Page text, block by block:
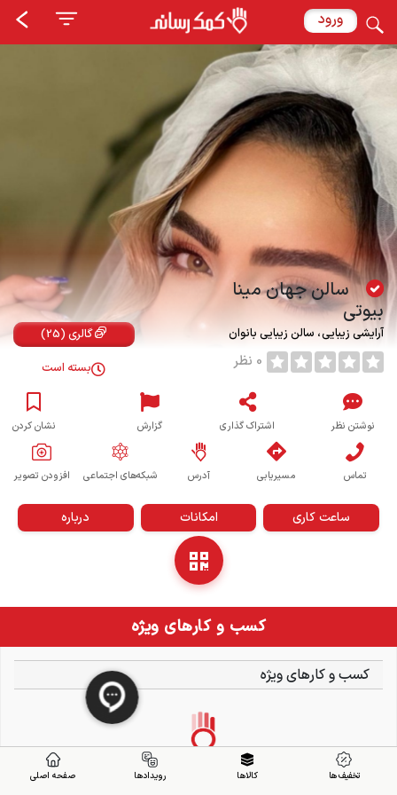
ورود
سالن جهان مینا
بیوتی
آرایشی زیبایی سالن زیبایی بانوان گالری (25)
0 نظر بسته است
نوشتن نظر اشتراک گذاری گزارش نشان کردن
تماس مسیریابی آدرس شبکه‌های اجتماعی افزودن تصویر
ساعت کاری امکانات درباره
کسب و کارهای ویژه
کسب و کارهای ویژه
تخفیف ها کالاها رویدادها صفحه اصلی